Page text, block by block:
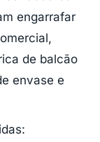
engarrafar
de balcão
envase e